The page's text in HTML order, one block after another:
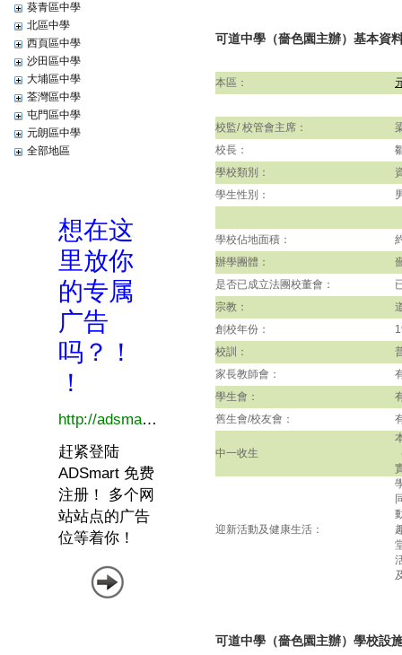
葵青區中學
北區中學
西頁區中學
沙田區中學
大埔區中學
荃灣區中學
屯門區中學
元朗區中學
全部地區
可道中學（嗇色園主辦）基本資
本區：
校監/ 校管會主席：
校長：
學校類別：
學生性別：
學校佔地面積：
辦學團體：
是否已成立法團校董會：
宗教：
創校年份：
校訓：
家長教師會：
學生會：
舊生會/校友會：
中一收生
迎新活動及健康生活：
可道中學（嗇色園主辦）學校設